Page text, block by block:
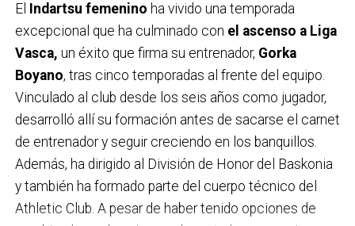
vacaciones)
• Tener muchos lunares o antecedentes familiares
• El uso de cabinas de bronceado (la OMS las clasifica
como cancerígenas)
• Una baja percepción del riesgo o la asociación del
bronceado con salud o estética
¿Hay gente que debe tener más cuidado que
otras? En Euskadi no somos de piel muy morena…
Sí. Aunque en Euskadi no tengamos un clima
¿Cómo es una semana de preparación antes de
una competición? Es una fase muy dura. Se ajusta
todo al milímetro: comida, agua, sodio, hidratación… En
las semanas finales se busca llegar al peso exacto
dentro de la categoría. Es un proceso muy exigente
físicamente, pero está completamente calculado. El
cuerpo está al límite, pero es parte del deporte.
¿Qué te llevó a pasar de entrenar por afición a
competir?Soy muy exigente conmigo mismo.
El Indartsu femenino ha vivido una temporada
excepcional que ha culminado con el ascenso a Liga
Vasca, un éxito que firma su entrenador, Gorka
Boyano, tras cinco temporadas al frente del equipo.
Vinculado al club desde los seis años como jugador,
desarrolló allí su formación antes de sacarse el carnet
de entrenador y seguir creciendo en los banquillos.
Además, ha dirigido al División de Honor del Baskonia
y también ha formado parte del cuerpo técnico del
Athletic Club. A pesar de haber tenido opciones de